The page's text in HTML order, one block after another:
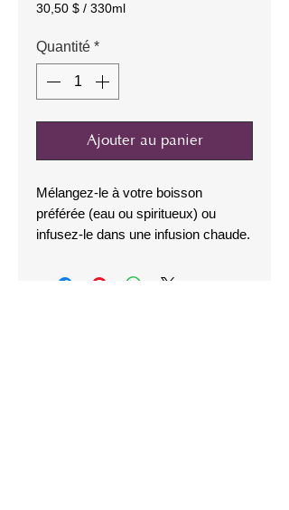
30,50 $ / 330ml
pour
330
Quantité *
Ajouter au panier
Mélangez-le à votre boisson
préférée (eau ou spiritueux) ou
infusez-le dans une infusion chaude.